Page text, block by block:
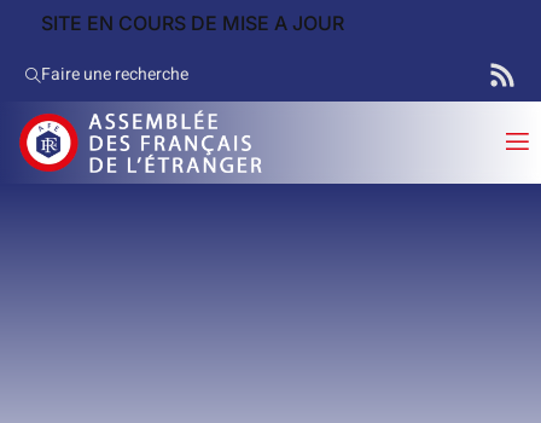
SITE EN COURS DE MISE A JOUR
Faire une recherche